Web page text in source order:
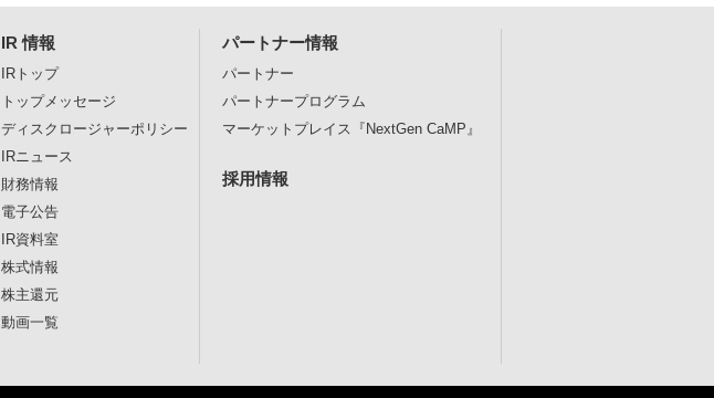
IR 情報
IRトップ
トップメッセージ
ディスクロージャーポリシー
IRニュース
財務情報
電子公告
IR資料室
株式情報
株主還元
動画一覧
パートナー情報
パートナー
パートナープログラム
マーケットプレイス 『NextGen CaMP』
採用情報